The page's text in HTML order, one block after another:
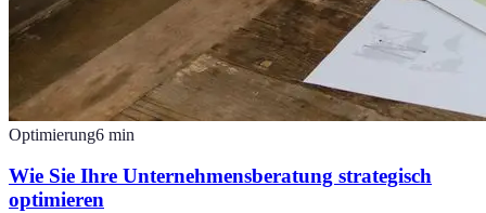
Optimierung6 min
Wie Sie Ihre Unternehmensberatung strategisch
optimieren